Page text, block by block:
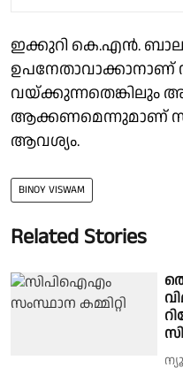
ഇക്കുറി കെ.എന്‍.
വയ്ക്കുന്നതെങ്കിലും
ആക്കണമെന്നുമാണ്
ആവശ്യം.
BINOY VISWAM
Related Stories